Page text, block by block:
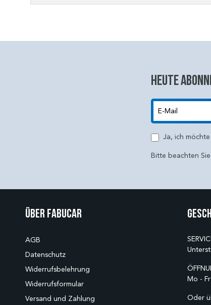
Heute
Ja, ich
Bitte beachten
Über Fabucar
AGB
Datenschutz
Widerrufsbelehrung
Widerrufsformular
Versand und Zahlung
Mo -
Oder